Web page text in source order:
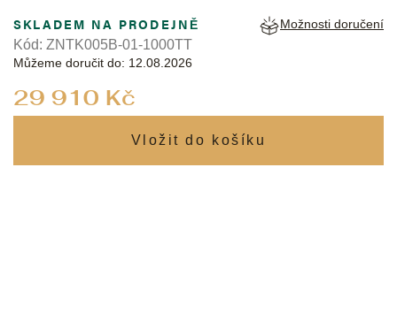
29 910 Kč
SKLADEM NA PRODEJNĚ
Můžeme doručit do: 12.08.2026
Možnosti doručení
Kód: ZNTK005B-01-1000TT